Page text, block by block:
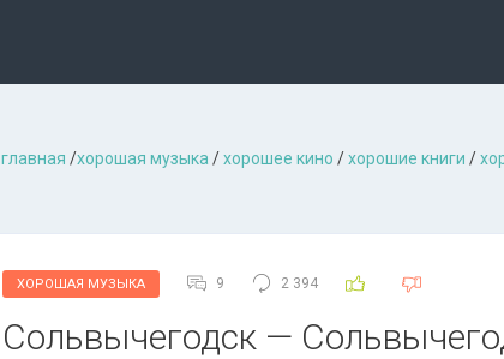
главная /хорошая музыкa /хорошее кино /хорошие книги /
ХОРОШАЯ МУЗЫКА 9 2 394
Сольвычегодск —